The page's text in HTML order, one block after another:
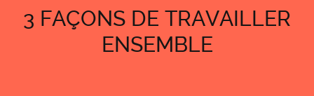
3 FAÇONS DE TRAVAILLER
ENSEMBLE